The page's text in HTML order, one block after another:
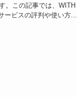
。この記事では、WITH
ービスの評判や使い方...